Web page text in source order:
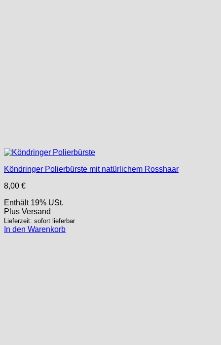
Köndringer Polierbürste mit natürlichem Rosshaar
8,00 €
Enthält 19% USt.
Plus Versand
Lieferzeit: sofort lieferbar
In den Warenkorb